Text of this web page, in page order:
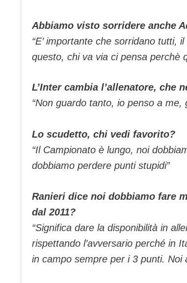
Abbiamo visto sorridere anche
“E’ importante che sorridano tutti,
questo, chi va via ci pensa perchè
L’Inter cambia l’allenatore, che
“Non guardo tanto, io penso a me,
Lo scudetto, chi vedi favorito?
“Il Campionato è lungo, noi
dobbiamo perdere punti stupidi”
Ranieri dice noi dobbiamo fare
dal 2011?
“Significa dare la disponibilità in
rispettando l’avversario perché in
in campo sempre per i 3 punti. Noi